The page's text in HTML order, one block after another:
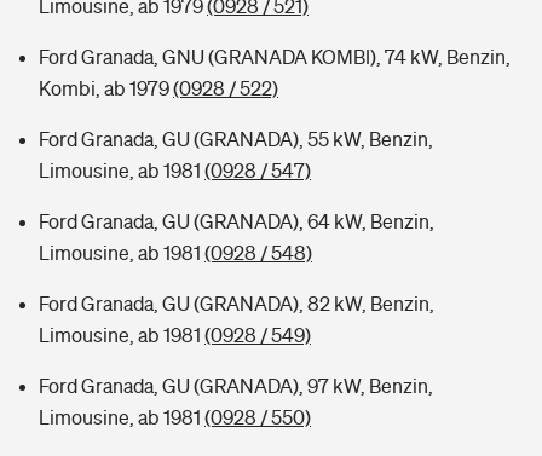
Limousine, ab 1979(0928 / 521)
Ford Granada, GNU (GRANADA KOMBI), 74 kW, Benzin,
Kombi, ab 1979(0928 / 522)
Ford Granada, GU (GRANADA), 55 kW, Benzin,
Limousine, ab 1981 (0928 / 547)
Ford Granada, GU (GRANADA), 64 kW, Benzin,
Limousine, ab 1981 (0928 / 548)
Ford Granada, GU (GRANADA), 82 kW, Benzin,
Limousine, ab 1981 (0928 / 549)
Ford Granada, GU (GRANADA), 97 kW, Benzin,
Limousine, ab 1981 (0928 / 550)